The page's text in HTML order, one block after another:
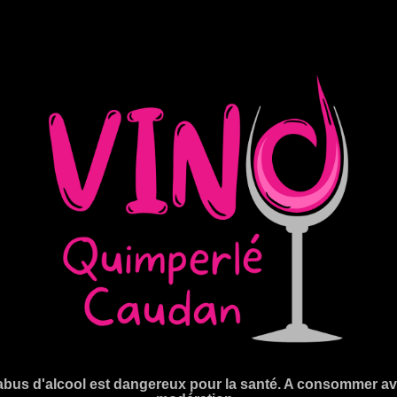
d'alcool est dangereux pour la santé. A consommer